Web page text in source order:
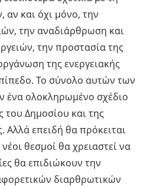
αν και όχι μόνο, την
την αναδιάρθρωση και
την προστασία της
της ενεργειακής
Το σύνολο αυτών των
ένα ολοκληρωμένο σχέδιο
του Δημοσίου και της
Αλλά επειδή θα πρόκειται
θεσμοί θα χρειαστεί να
θα επιδιώκουν την
διαρθρωτικών